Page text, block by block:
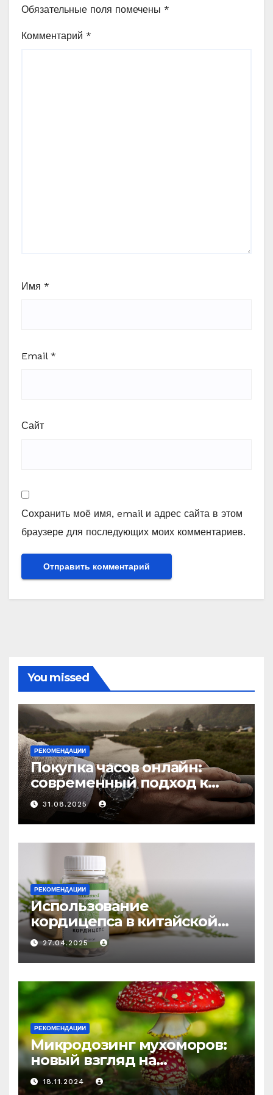
Обязательные поля помечены *
Комментарий *
Имя *
Email *
Сайт
Сохранить моё имя, email и адрес сайта в этом
браузере для последующих моих комментариев.
You missed
РЕКОМЕНДАЦИИ
Покупка часов онлайн:
современный подход к
выбору аксессуаров
31.08.2025
РЕКОМЕНДАЦИИ
Использование
кордицепса в китайской
медицине: природное
средство против усталости
и истощения
27.04.2025
РЕКОМЕНДАЦИИ
Микродозинг мухоморов:
новый взгляд на
психоделику
18.11.2024